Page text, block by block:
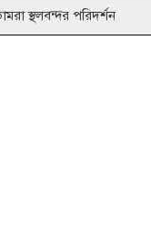
স্থলবন্দর পরিদর্শন